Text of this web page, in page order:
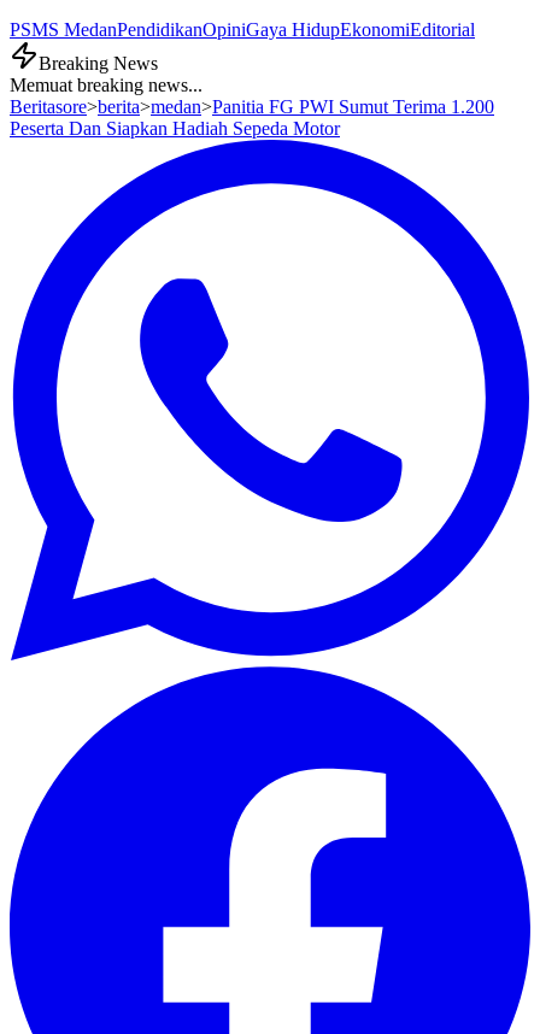
PSMS MedanPendidikanOpiniGaya HidupEkonomiEditorial
Breaking News
Memuat breaking news...
Beritasore>berita>medan>Panitia FG PWI Sumut Terima 1.200
Peserta Dan Siapkan Hadiah Sepeda Motor